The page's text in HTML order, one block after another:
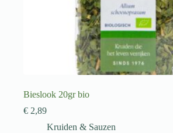
Bieslook 20gr bio
€ 2,89
Kruiden & Sauzen